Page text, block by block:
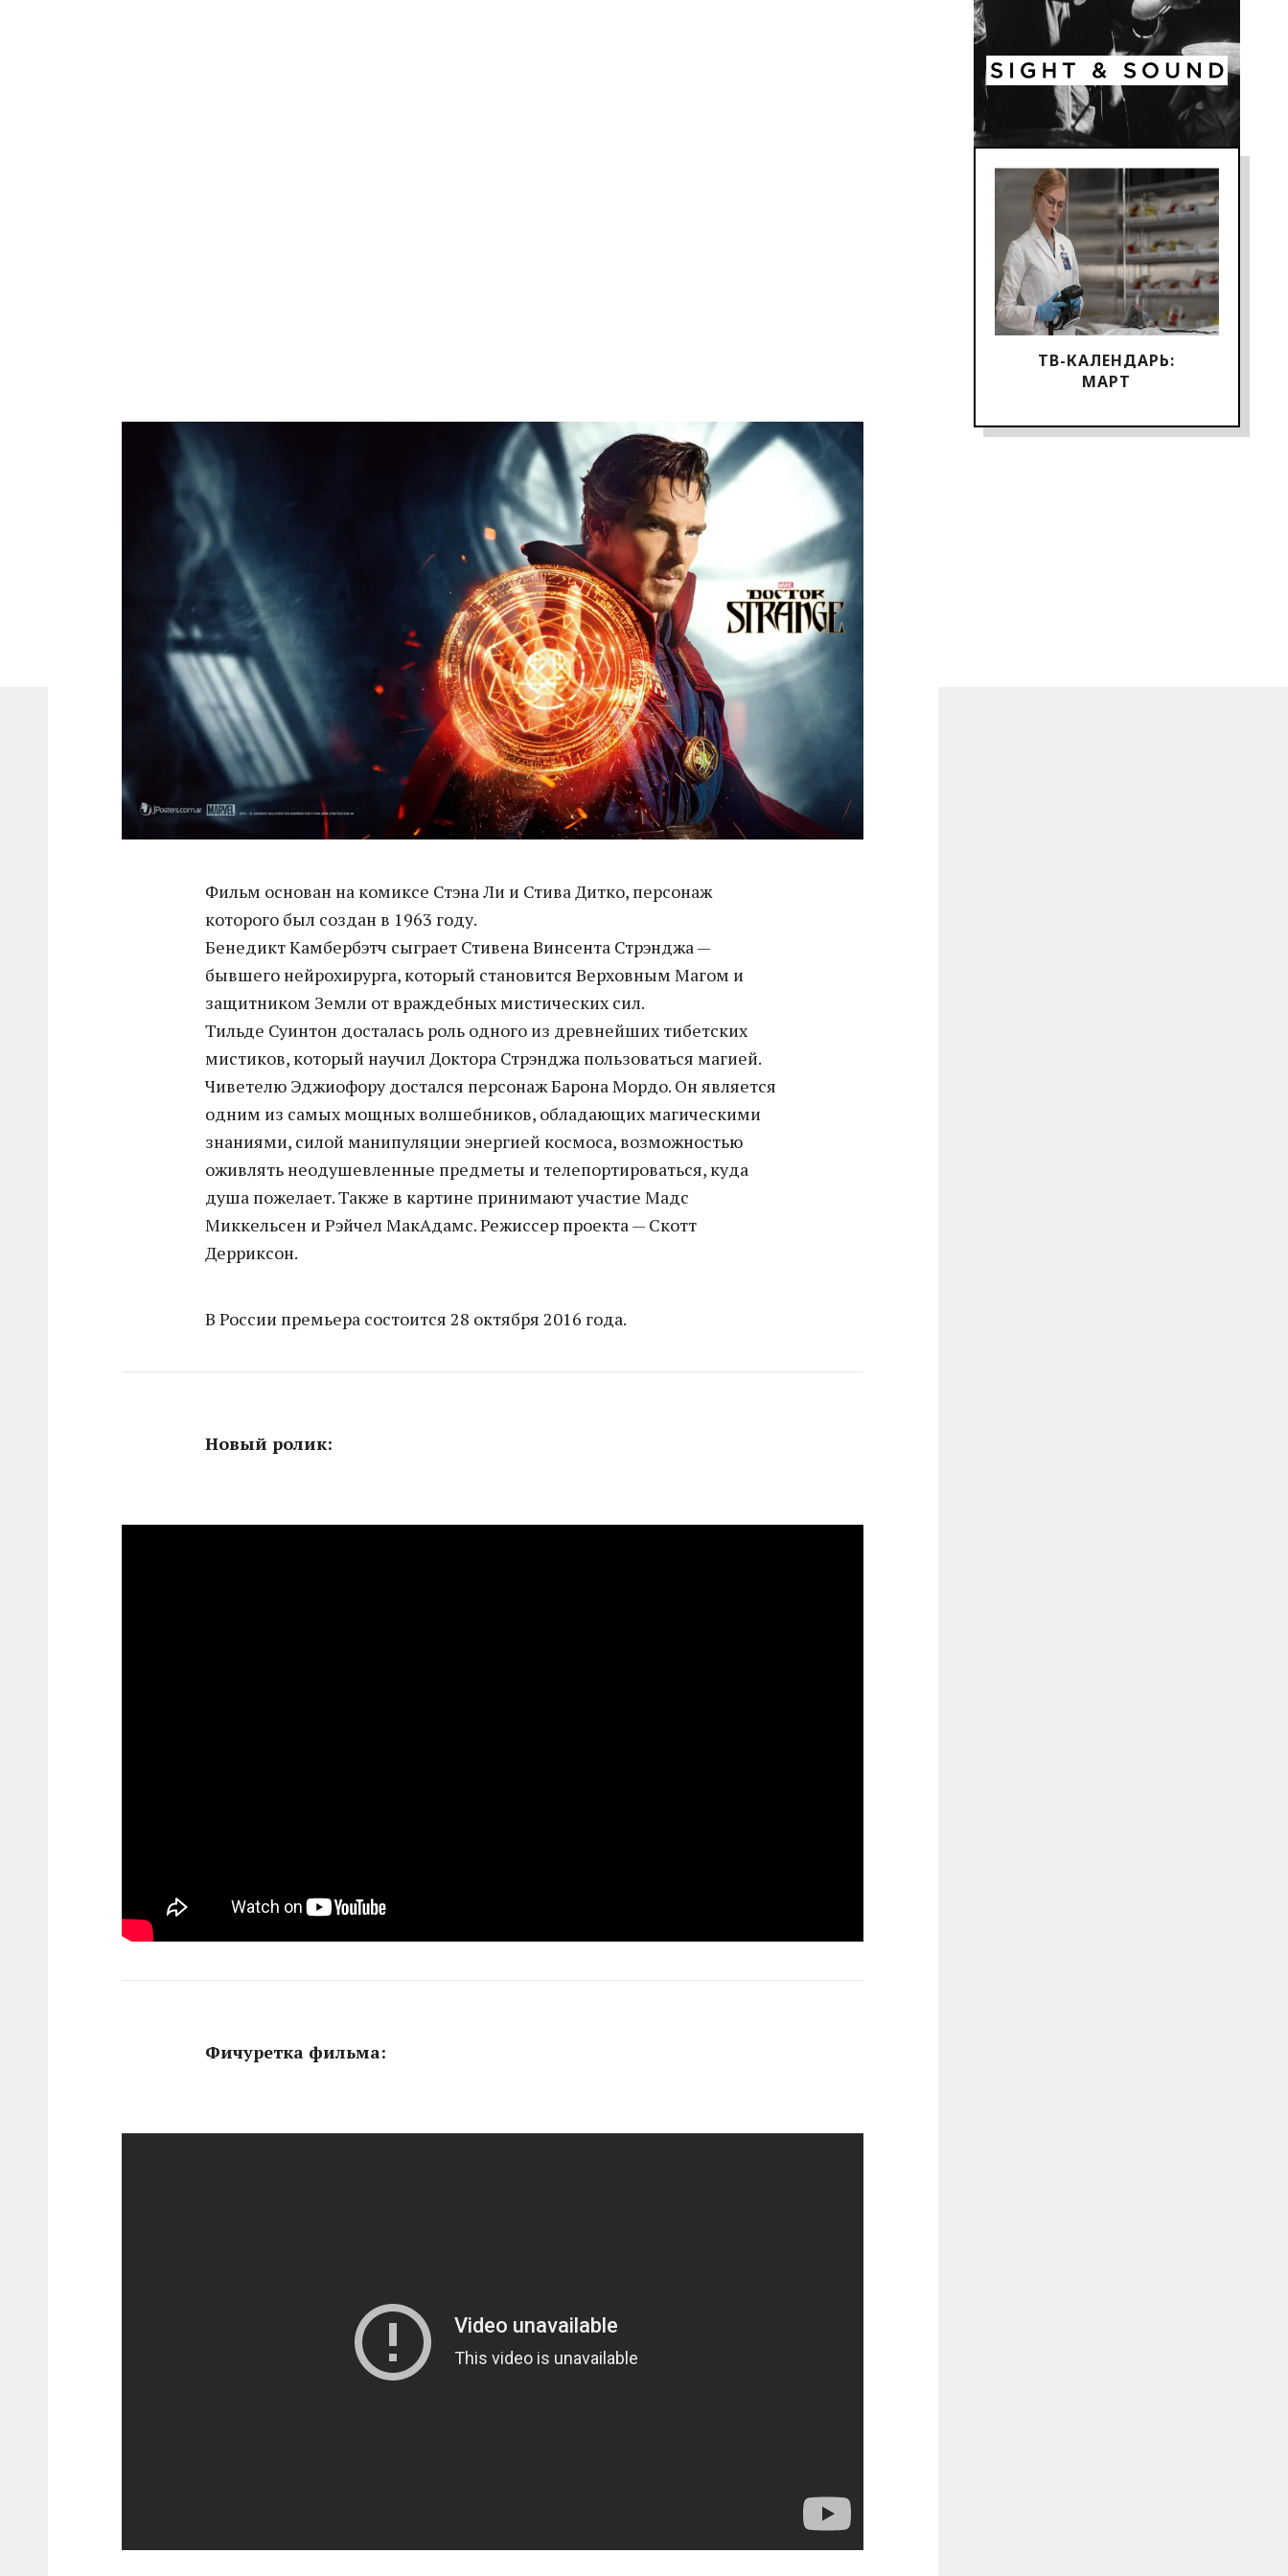
ТВ-КАЛЕНДАРЬ:
МАРТ
Фильм основан на комиксе Стэна Ли и Стива Дитко, персонаж
которого был создан в 1963 году.
Бенедикт Камбербэтч сыграет Стивена Винсента Стрэнджа —
бывшего нейрохирурга, который становится Верховным Магом и
защитником Земли от враждебных мистических сил.
Тильде Суинтон досталась роль одного из древнейших тибетских
мистиков, который научил Доктора Стрэнджа пользоваться магией.
Чиветелю Эджиофору достался персонаж Барона Мордо. Он является
одним из самых мощных волшебников, обладающих магическими
знаниями, силой манипуляции энергией космоса, возможностью
оживлять неодушевленные предметы и телепортироваться, куда
душа пожелает. Также в картине принимают участие Мадс
Миккельсен и Рэйчел МакАдамс. Режиссер проекта — Скотт
Дерриксон.
В России премьера состоится 28 октября 2016 года.
Новый ролик:
Фичуретка фильма: